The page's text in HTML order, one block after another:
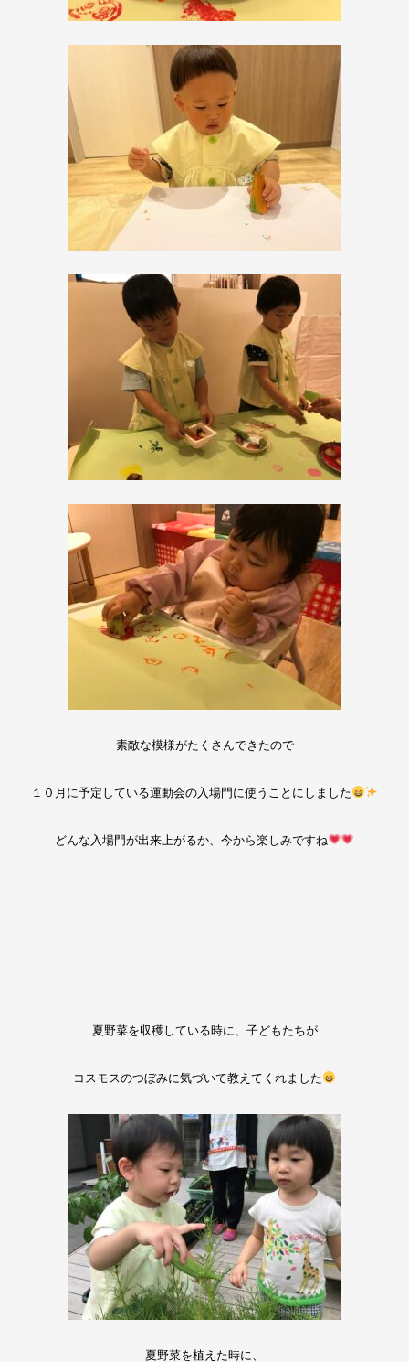
素敵な模様がたくさんできたので
１０月に予定している運動会の入場門に使うことにしました
どんな入場門が出来上がるか、今から楽しみですね
夏野菜を収穫している時に、子どもたちが
コスモスのつぼみに気づいて教えてくれました
夏野菜を植えた時に、